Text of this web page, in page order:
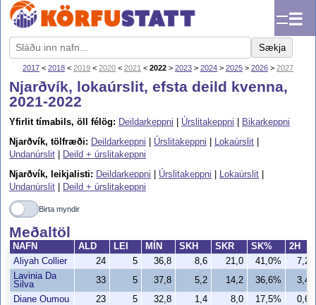
☰
Sækja
2017 < 2018 < 2019 < 2020 < 2021 < 2022 > 2023 > 2024 > 2025 > 2026 > 2027
Njarðvík, lokaúrslit, efsta deild kvenna,
2021-2022
Yfirlit tímabils, öll félög: Deildarkeppni Úrslitakeppni
Bikarkeppni
Njarðvík, tölfræði: Deildarkeppni Úrslitakeppni Lokaúrslit
Undanúrslit
Deild + úrslitakeppni
Njarðvík, leikjalisti: Deildarkeppni Úrslitakeppni Lokaúrslit
Undanúrslit
Deild + úrslitakeppni
Birta myndir
Meðaltöl
NAFN ALD LEI MÍN SKH SKR SK%
2H
Aliyah Collier
24 5 36,8 8,6 21,0 41,0%
7,2
Lavinia Da
Silva
33 5 37,8 5,2 14,2 36,6%
3,4
Diane Oumou
23 5 32,8 1,4 8,0 17,5%
0,6